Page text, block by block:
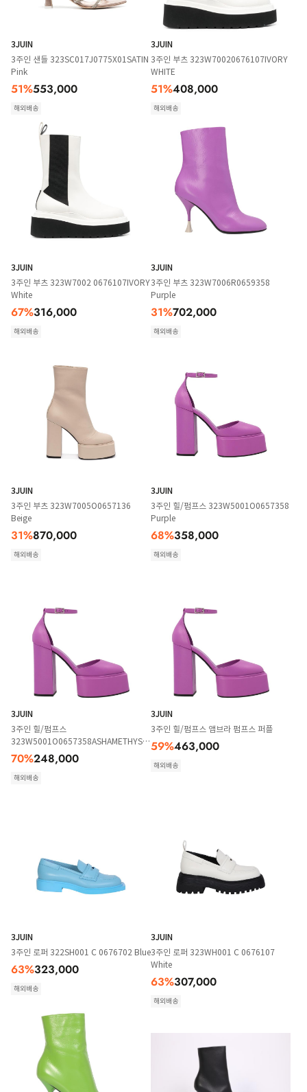
3JUIN
3주인 샌들 323SC017J0775X01SATIN
Pink
51%553,000
해외배송
3JUIN
3주인 부츠 323W70020676107IVORY
WHITE
51%408,000
해외배송
3JUIN
3주인 부츠 323W7002 0676107IVORY
White
67%316,000
해외배송
3JUIN
3주인 부츠 323W7006R0659358
Purple
31%702,000
해외배송
3JUIN
3주인 부츠 323W7005O0657136
Beige
31%870,000
해외배송
3JUIN
3주인 힐/펌프스 323W5001O0657358
Purple
68%358,000
해외배송
3JUIN
3주인 힐/펌프스
323W5001O0657358ASHAMETHYST
Purple
70%248,000
해외배송
3JUIN
3주인 힐/펌프스 앰브라 펌프스 퍼플
59%463,000
해외배송
3JUIN
3주인 로퍼 322SH001 C 0676702 Blue
63%323,000
해외배송
3JUIN
3주인 로퍼 323WH001 C 0676107
White
63%307,000
해외배송